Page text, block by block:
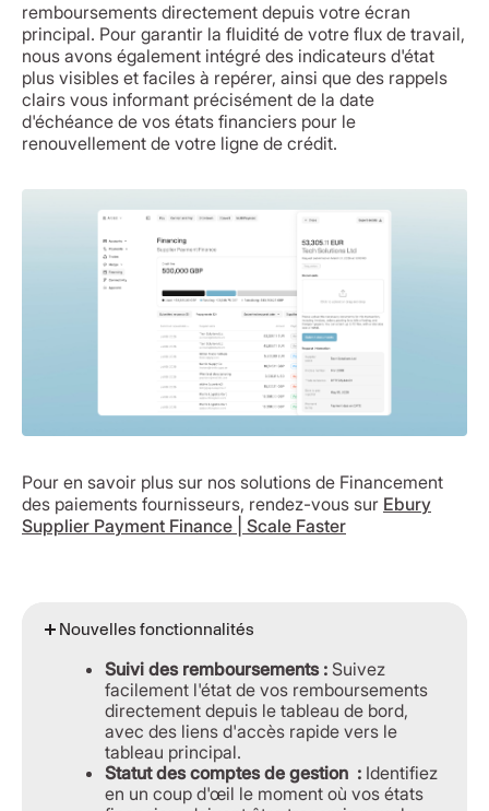
remboursements directement depuis votre écran
principal. Pour garantir la fluidité de votre flux de travail,
nous avons également intégré des indicateurs d'état
plus visibles et faciles à repérer, ainsi que des rappels
clairs vous informant précisément de la date
d'échéance de vos états financiers pour le
renouvellement de votre ligne de crédit.
Pour en savoir plus sur nos solutions de Financement
des paiements fournisseurs, rendez-vous sur Ebury
Supplier Payment Finance | Scale Faster
Nouvelles fonctionnalités
Suivi des remboursements : Suivez
facilement l'état de vos remboursements
directement depuis le tableau de bord,
avec des liens d'accès rapide vers le
tableau principal.
Statut des comptes de gestion : Identifiez
en un coup d'œil le moment où vos états